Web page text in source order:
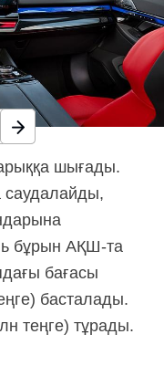
шығады.
саудалайды,
бұрынАҚШ-та
бағасы
басталады.
теңге) тұрады.